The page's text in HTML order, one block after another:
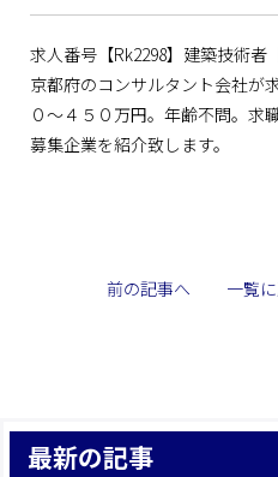
求人番号【Rk2298】建築技術者
京都府のコンサルタント会社が
０～４５０万円。年齢不問。求
募集企業を紹介致します。
前の記事へ 一覧
最新の記事